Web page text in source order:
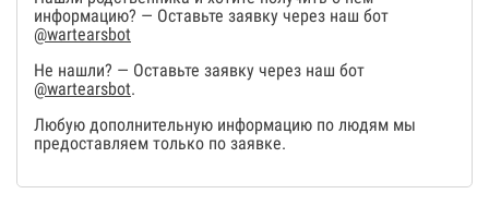
информацию? — Оставьте заявку через наш бот
@wartearsbot
Не нашли? — Оставьте заявку через наш бот
@wartearsbot.
Любую дополнительную информацию по людям мы
предоставляем только по заявке.